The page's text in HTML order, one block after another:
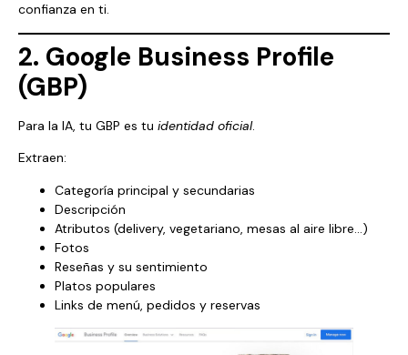
confianza en ti.
2. Google Business Profile
(GBP)
Para la IA, tu GBP es tu identidad oficial.
Extraen:
Categoría principal y secundarias
Descripción
Atributos (delivery, vegetariano, mesas al aire libre…)
Fotos
Reseñas y su sentimiento
Platos populares
Links de menú, pedidos y reservas